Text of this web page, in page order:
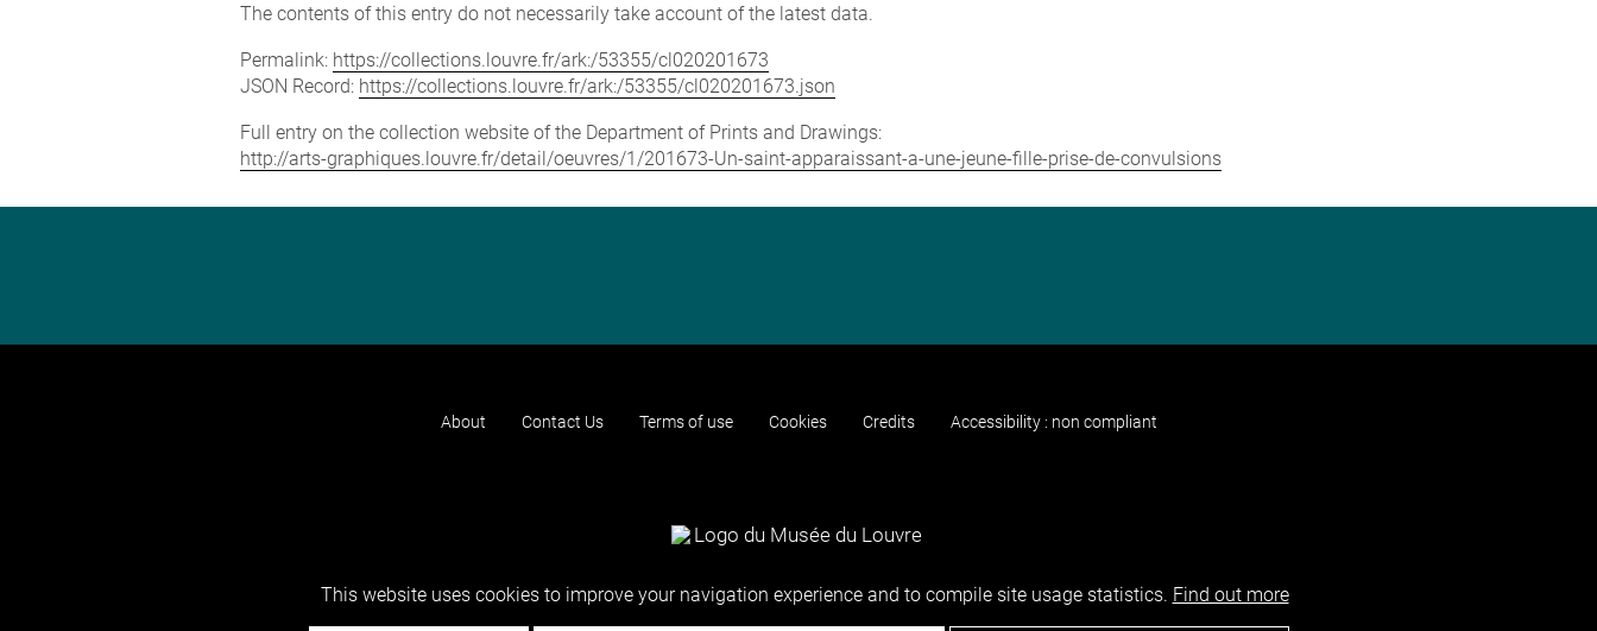
The contents of this entry do not necessarily take account of the latest data.
Permalink: https://collections.louvre.fr/ark:/53355/cl020201673
JSON Record: https://collections.louvre.fr/ark:/53355/cl020201673.json
Full entry on the collection website of the Department of Prints and Drawings:
http://arts-graphiques.louvre.fr/detail/oeuvres/1/201673-Un-saint-apparaissant-a-une-jeune-fille-prise-de-convulsions
About Contact Us Terms of use Cookies Credits Accessibility : non compliant
This website uses cookies to improve your navigation experience and to compile site usage statistics. Find out more